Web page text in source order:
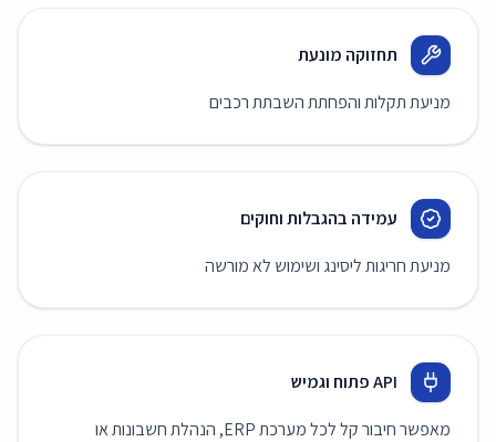
תחזוקה מונעת
מניעת תקלות והפחתת השבתת רכבים
עמידה בהגבלות וחוקים
מניעת חריגות ליסינג ושימוש לא מורשה
API פתוח וגמיש
מאפשר חיבור קל לכל מערכת ERP, הנהלת חשבונות או